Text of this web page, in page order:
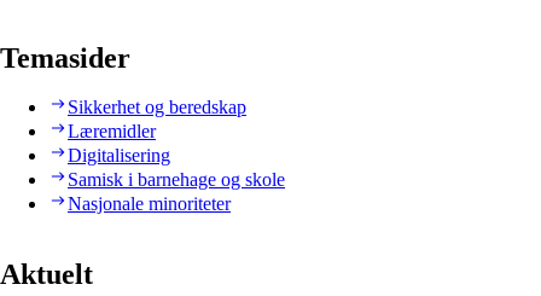
Temasider
Sikkerhet og beredskap
Læremidler
Digitalisering
Samisk i barnehage og skole
Nasjonale minoriteter
Aktuelt